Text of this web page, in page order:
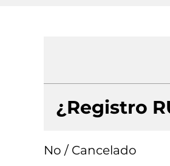
¿Registro
No / Cancelado